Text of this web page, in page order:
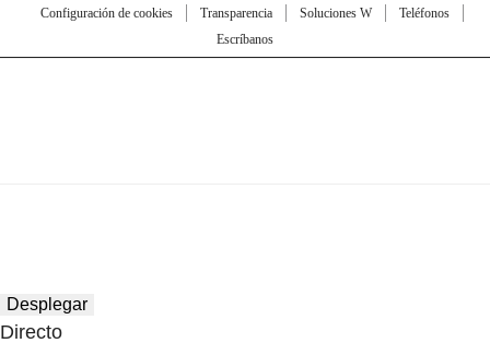
Configuración de cookies
Transparencia Soluciones W
Teléfonos
Escríbanos
Desplegar
Directo